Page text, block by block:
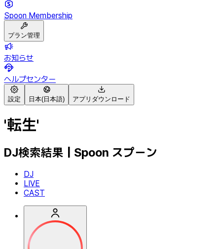
Spoon Membership
プラン管理
お知らせ
ヘルプセンター
設定 日本(日本語) アプリダウンロード
'転生'
DJ検索結果 | Spoon スプーン
DJ
LIVE
CAST